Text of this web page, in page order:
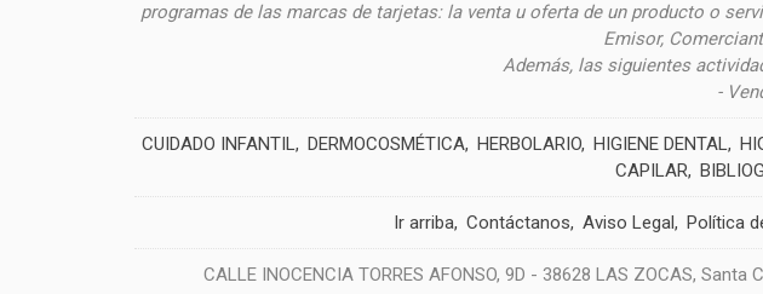
programas de las marcas de tarjetas: la venta u oferta de un producto o
Emisor,
Además, las siguientes
-
CUIDADO INFANTIL DERMOCOSMÉTICA HERBOLARIO HIGIENE DENTAL
CAPILAR
Ir arriba Contáctanos Aviso Legal Política
CALLE INOCENCIA TORRES AFONSO, 9D - 38628 LAS ZOCAS,